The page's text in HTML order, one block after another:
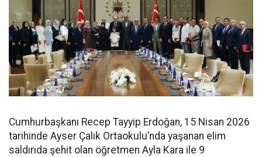
Cumhurbaşkanı Recep Tayyip Erdoğan, 15 Nisan 2026
tarihinde Ayser Çalık Ortaokulu’nda yaşanan elim
saldırıda şehit olan öğretmen Ayla Kara ile 9